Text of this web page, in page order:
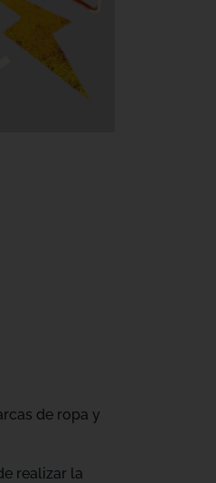
de ropa y
realizar la